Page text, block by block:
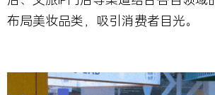
布局美妆品类，吸引消费者目光。